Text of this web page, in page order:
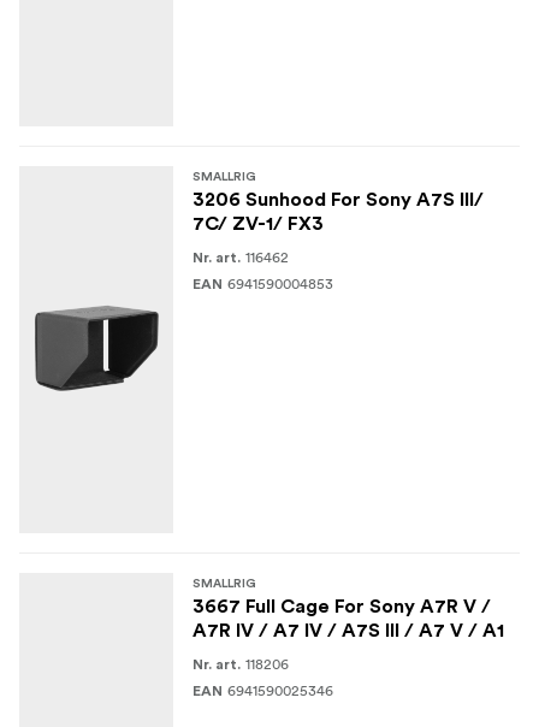
SMALLRIG
3206 Sunhood For Sony A7S III/
7C/ ZV-1/ FX3
Nr. art. 116462
EAN 6941590004853
SMALLRIG
3667 Full Cage For Sony A7R V /
A7R IV / A7 IV / A7S III / A7 V / A1
Nr. art. 118206
EAN 6941590025346